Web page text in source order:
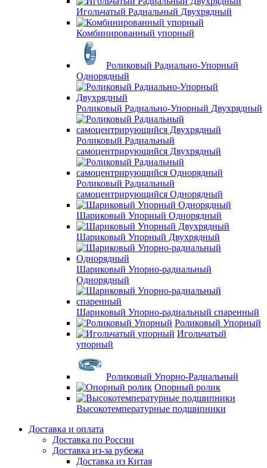
Игольчатый Радиальный Двухрядный
Комбинированный упорный
Роликовый Радиально-Упорный
Однорядный
Роликовый Радиально-Упорный Двухрядный
Роликовый Радиальный
самоцентрирующийся Двухрядный
Роликовый Радиальный
самоцентрирующийся Однорядный
Шариковый Упорный Однорядный
Шариковый Упорный Двухрядный
Шариковый Упорно-радиальный
Однорядный
Шариковый Упорно-радиальный спаренный
Роликовый Упорный
Игольчатый
упорный
Роликовый Упорно-Радиальный
Опорный ролик
Высокотемпературные подшипники
Доставка и оплата
Доставка по России
Доставка из-за рубежа
Доставка из Китая